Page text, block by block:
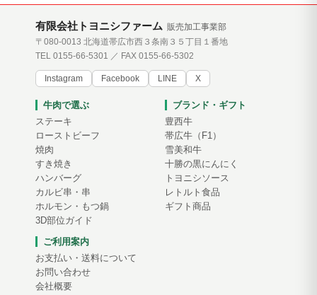
有限会社トヨニシファーム 販売加工事業部
〒080-0013 北海道帯広市西３条南３５丁目１番地
TEL 0155-66-5301 ／ FAX 0155-66-5302
Instagram Facebook LINE X
牛肉で選ぶ
ステーキ
ローストビーフ
焼肉
すき焼き
ハンバーグ
カルビ串・串
ホルモン・もつ鍋
3D部位ガイド
ブランド・ギフト
豊西牛
帯広牛（F1）
雪美和牛
十勝の黒にんにく
トヨニシソース
レトルト食品
ギフト商品
ご利用案内
お支払い・送料について
お問い合わせ
会社概要